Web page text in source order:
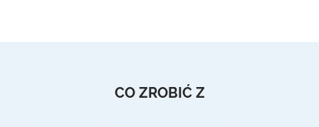
CO ZROBIĆ Z